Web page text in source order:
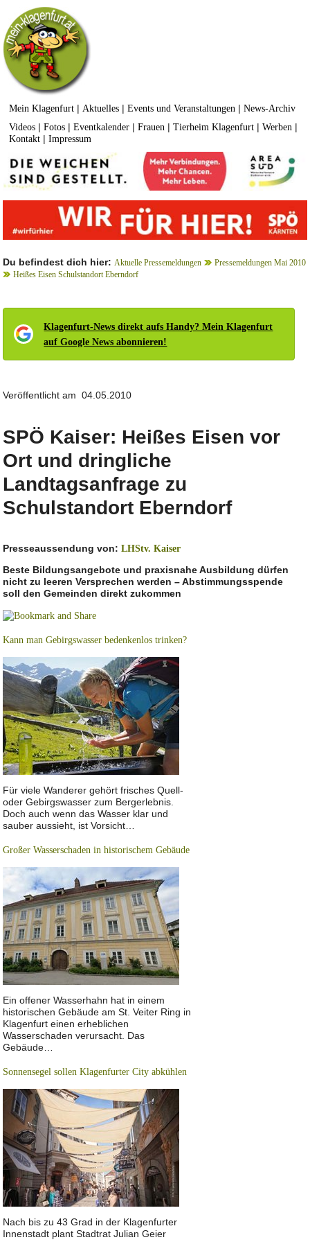
Mein Klagenfurt | Aktuelles |Events und Veranstaltungen |News-Archiv
Videos |Fotos |Eventkalender |Frauen |Tierheim Klagenfurt |Werben |
Kontakt |Impressum
Du befindest dich hier: Aktuelle Pressemeldungen
Pressemeldungen Mai 2010
Heißes Eisen Schulstandort Eberndorf
Klagenfurt-News direkt aufs Handy? Mein Klagenfurt
auf Google News abonnieren!
Veröffentlicht am 04.05.2010
SPÖ Kaiser: Heißes Eisen vor
Ort und dringliche
Landtagsanfrage zu
Schulstandort Eberndorf
Presseaussendung von:LHStv. Kaiser
Beste Bildungsangebote und praxisnahe Ausbildung dürfen
nicht zu leeren Versprechen werden – Abstimmungsspende
soll den Gemeinden direkt zukommen
Kann man Gebirgswasser bedenkenlos trinken?
Für viele Wanderer gehört frisches Quell-
oder Gebirgswasser zum Bergerlebnis.
Doch auch wenn das Wasser klar und
sauber aussieht, ist Vorsicht…
Großer Wasserschaden in historischem Gebäude
Ein offener Wasserhahn hat in einem
historischen Gebäude am St. Veiter Ring in
Klagenfurt einen erheblichen
Wasserschaden verursacht. Das
Gebäude…
Sonnensegel sollen Klagenfurter City abkühlen
Nach bis zu 43 Grad in der Klagenfurter
Innenstadt plant Stadtrat Julian Geier